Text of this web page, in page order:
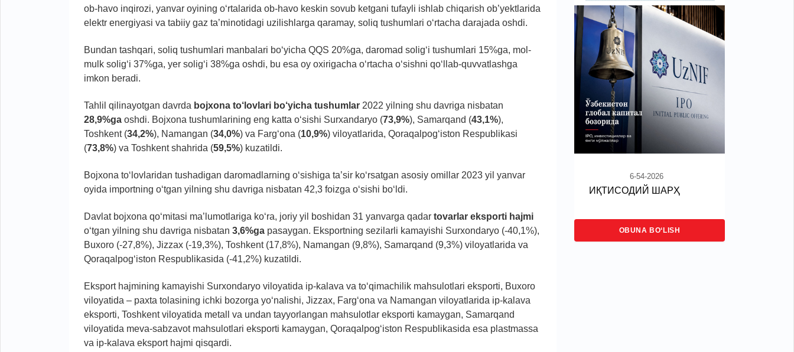
ob-havo inqirozi, yanvar oyining o‘rtalarida ob-havo keskin sovub ketgani tufayli ishlab chiqarish ob’yektlarida
elektr energiyasi va tabiiy gaz ta’minotidagi uzilishlarga qaramay, soliq tushumlari o‘rtacha darajada oshdi.
Bundan tashqari, soliq tushumlari manbalari bo‘yicha QQS 20%ga, daromad solig‘i tushumlari 15%ga, mol-
mulk solig‘i 37%ga, yer solig‘i 38%ga oshdi, bu esa oy oxirigacha o‘rtacha o‘sishni qo‘llab-quvvatlashga
imkon beradi.
Tahlil qilinayotgan davrda bojxona to‘lovlari bo‘yicha tushumlar 2022 yilning shu davriga nisbatan
28,9%ga oshdi. Bojxona tushumlarining eng katta o‘sishi Surxandaryo (73,9%), Samarqand (43,1%),
Toshkent (34,2%), Namangan (34,0%) va Farg‘ona (10,9%) viloyatlarida, Qoraqalpog‘iston Respublikasi
(73,8%) va Toshkent shahrida (59,5%) kuzatildi.
Bojxona to‘lovlaridan tushadigan daromadlarning o‘sishiga ta’sir ko‘rsatgan asosiy omillar 2023 yil yanvar
oyida importning o‘tgan yilning shu davriga nisbatan 42,3 foizga o‘sishi bo‘ldi.
Davlat bojxona qo‘mitasi ma’lumotlariga ko‘ra, joriy yil boshidan 31 yanvarga qadar tovarlar eksporti hajmi
o‘tgan yilning shu davriga nisbatan 3,6%ga pasaygan. Eksportning sezilarli kamayishi Surxondaryo (-40,1%),
Buxoro (-27,8%), Jizzax (-19,3%), Toshkent (17,8%), Namangan (9,8%), Samarqand (9,3%) viloyatlarida va
Qoraqalpog‘iston Respublikasida (-41,2%) kuzatildi.
Eksport hajmining kamayishi Surxondaryo viloyatida ip-kalava va to‘qimachilik mahsulotlari eksporti, Buxoro
viloyatida – paxta tolasining ichki bozorga yo‘nalishi, Jizzax, Farg‘ona va Namangan viloyatlarida ip-kalava
eksporti, Toshkent viloyatida metall va undan tayyorlangan mahsulotlar eksporti kamaygan, Samarqand
viloyatida meva-sabzavot mahsulotlari eksporti kamaygan, Qoraqalpog‘iston Respublikasida esa plastmassa
va ip-kalava eksport hajmi qisqardi.
6-54-2026
ИҚТИСОДИЙ ШАРҲ
OBUNA BO‘LISH